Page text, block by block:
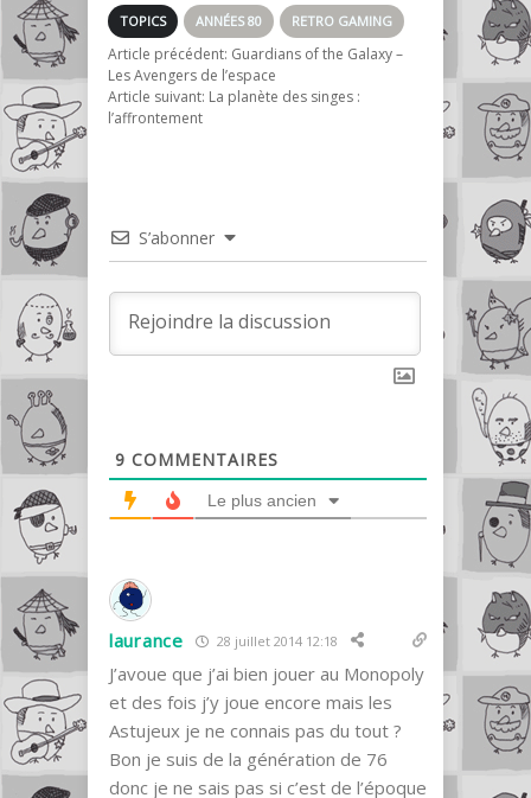
TOPICS ANNÉES 80 RETRO GAMING
Article précédent: Guardians of the Galaxy –
Les Avengers de l’espace
Article suivant: La planète des singes :
l’affrontement
S’abonner
9 COMMENTAIRES
Le plus ancien
laurance 28 juillet 2014 12:18
J’avoue que j’ai bien jouer au Monopoly
et des fois j’y joue encore mais les
Astujeux je ne connais pas du tout ?
Bon je suis de la génération de 76
donc je ne sais pas si c’est de l’époque